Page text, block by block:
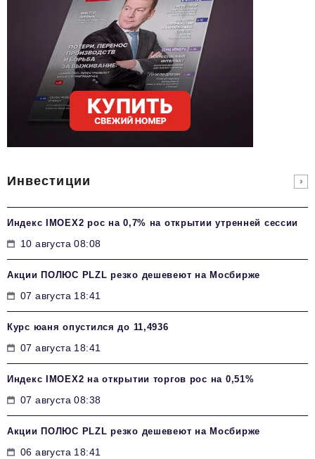
Инвестиции
Индекс IMOEX2 рос на 0,7% на открытии утренней сессии
10 августа 08:08
Акции ПОЛЮС PLZL резко дешевеют на Мосбирже
07 августа 18:41
Курс юаня опустился до 11,4936
07 августа 18:41
Индекс IMOEX2 на открытии торгов рос на 0,51%
07 августа 08:38
Акции ПОЛЮС PLZL резко дешевеют на Мосбирже
06 августа 18:41